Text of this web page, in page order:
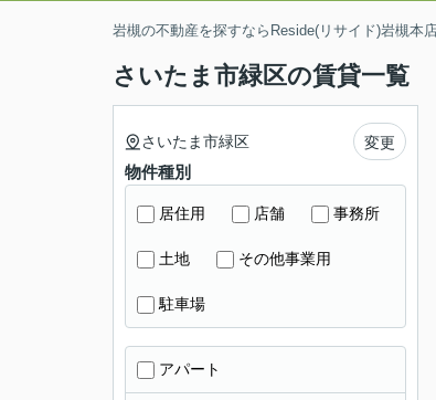
岩槻の不動産を探すならReside(リサイド)岩槻本
さいたま市緑区の賃貸一覧
さいたま市緑区 変更
物件種別
居住用 店舗 事務所
土地 その他事業用
駐車場
アパート